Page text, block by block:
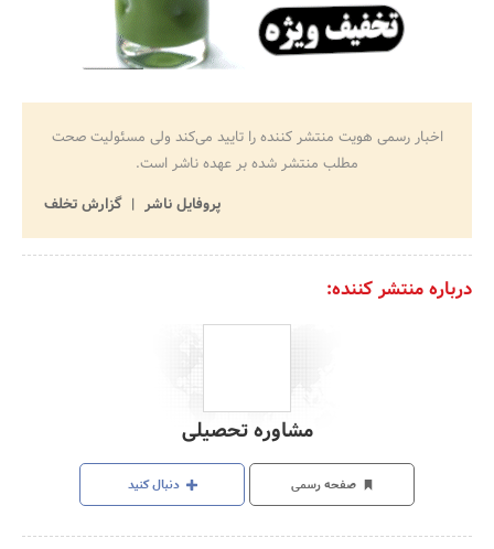
اخبار رسمی هویت منتشر کننده را تایید می‌کند ولی مسئولیت صحت
مطلب منتشر شده بر عهده ناشر است.
پروفایل ناشر
گزارش تخلف
درباره منتشر کننده:
مشاوره تحصیلی
صفحه رسمی دنبال کنید